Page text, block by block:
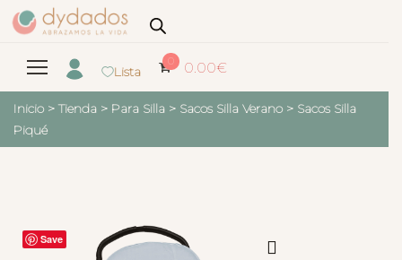
Lista
0 0.00€
Inicio > Tienda > Para Silla > Sacos Silla Verano > Sacos Silla
Piqué
Save